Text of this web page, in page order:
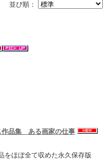
並び順：
作品集 ある画家の仕事
をほぼ全て収めた永久保存版